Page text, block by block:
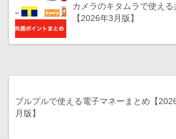
カメラのキタムラで使え
【2026年3月版】
ブルプルで使える電子マネーまとめ【
月版】